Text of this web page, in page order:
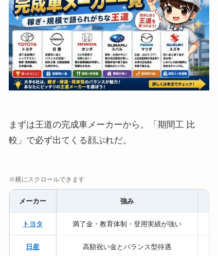
まずは王道の完成車メーカーから。「期間工 比
較」で必ず出てくる顔ぶれだ。
※横にスクロールできます
メーカー 強み
トヨタ 満了金・教育体制・登用実績が強い
日産 高額祝い金とバランス型待遇